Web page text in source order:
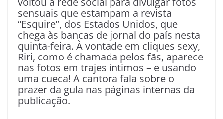
sensuais que estampam a revista
“Esquire”, dos Estados Unidos, que
chega às bancas de jornal do país nesta
quinta-feira. À vontade em cliques sexy,
Riri, como é chamada pelos fãs, aparece
nas fotos em trajes íntimos – e usando
uma cueca! A cantora fala sobre o
prazer da gula nas páginas internas da
publicação.